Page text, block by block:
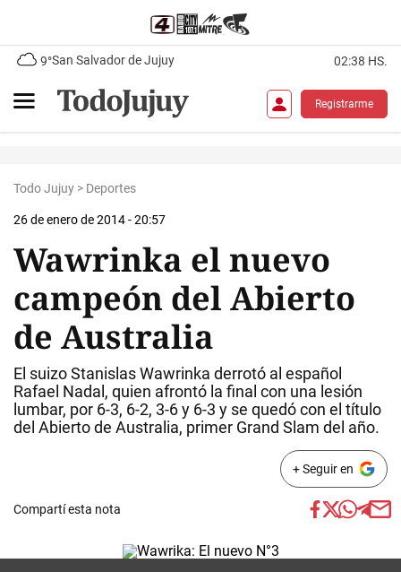
9°San Salvador de Jujuy 02:38 HS.
Registrarme
Todo Jujuy > Deportes
26 de enero de 2014 - 20:57
Wawrinka el nuevo
campeón del Abierto
de Australia
El suizo Stanislas Wawrinka derrotó al español
Rafael Nadal, quien afrontó la final con una lesión
lumbar, por 6-3, 6-2, 3-6 y 6-3 y se quedó con el título
del Abierto de Australia, primer Grand Slam del año.
+ Seguir en
Compartí esta nota